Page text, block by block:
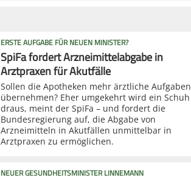
ERSTE AUFGABE FÜR NEUEN MINISTER?
SpiFa fordert Arzneimittelabgabe in
Arztpraxen für Akutfälle
Sollen die Apotheken mehr ärztliche Aufgaben
übernehmen? Eher umgekehrt wird ein Schuh
draus, meint der SpiFa – und fordert die
Bundesregierung auf, die Abgabe von
Arzneimitteln in Akutfällen unmittelbar in
Arztpraxen zu ermöglichen.
NEUER GESUNDHEITSMINISTER LINNEMANN